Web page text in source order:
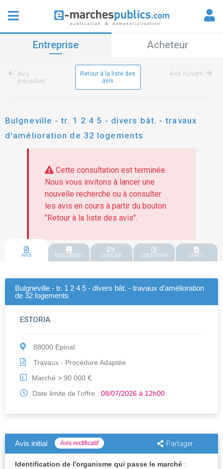
Entreprise Acheteur
Avis
précédent
Retour à la liste des
avis
Avis suivant
Bulgneville - tr. 1 2 4 5 - divers bât. - travaux
d'amélioration de 32 logements
Cette consultation est terminée.
Nous vous invitons à lancer une
nouvelle recherche ou à consulter
les avis en cours à partir du bouton
"Retour à la liste des avis".
AVIS REGLEMENT DOSSIER QUESTIONS DEPOT
Bulgneville - tr. 1 2 4 5 - divers bât. - travaux d'amélioration
de 32 logements
ESTORIA
88000 Epinal
Travaux - Procédure Adaptée
€
Marché > 90 000 €
Date limite de l'offre : 08/07/2026 à 12h00
Avis initial Avis rectificatif Partager
Identification de l'organisme qui passe le marché :